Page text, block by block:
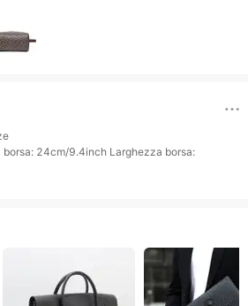
borsa: 24cm/9.4inch Larghezza borsa: